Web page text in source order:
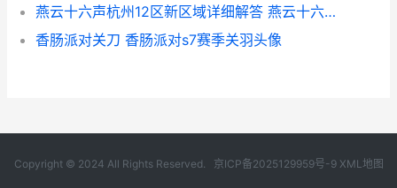
燕云十六声杭州12区新区域详细解答 燕云十六声杭州网易雷火科技有限公司
香肠派对关刀 香肠派对s7赛季关羽头像
Copyright © 2024 All Rights Reserved. 京ICP备2025129959号-9 XML地图